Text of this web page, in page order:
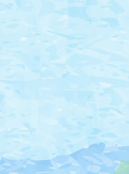
磯
町
の